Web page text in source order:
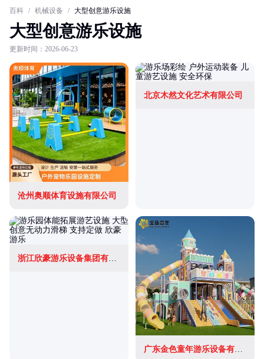
百科 / 机械设备 / 大型创意游乐设施
大型创意游乐设施
更新时间：2026-06-23
沧州奥顺体育设施有限公司
北京木然文化艺术有限公司
浙江欣豪游乐设备集团有限公司
广东金色童年游乐设备有限公司